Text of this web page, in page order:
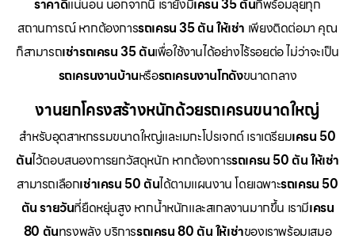
ราคาดีแน่นอน นอกจากนี้ เรายังมีเครน 35 ตันที่พร้อมลุยทุก
สถานการณ์ หากต้องการรถเครน 35 ตัน ให้เช่า เพียงติดต่อมา คุณ
ก็สามารถเช่ารถเครน 35 ตันเพื่อใช้งานได้อย่างไร้รอยต่อ ไม่ว่าจะเป็น
รถเครนงานบ้านหรือรถเครนงานโกดังขนาดกลาง
งานยกโครงสร้างหนักด้วยรถเครนขนาดใหญ่
สำหรับอุตสาหกรรมขนาดใหญ่และเมกะโปรเจกต์ เราเตรียมเครน 50
ตันไว้ตอบสนองการยกวัสดุหนัก หากต้องการรถเครน 50 ตัน ให้เช่า
สามารถเลือกเช่าเครน 50 ตันได้ตามแผนงาน โดยเฉพาะรถเครน 50
ตัน รายวันที่ยืดหยุ่นสูง หากน้ำหนักและสเกลงานมากขึ้น เรามีเครน
80 ตันทรงพลัง บริการรถเครน 80 ตัน ให้เช่าของเราพร้อมเสมอ